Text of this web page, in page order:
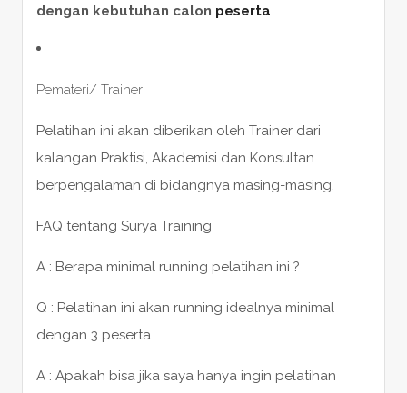
dengan kebutuhan calon peserta
Pemateri/ Trainer
Pelatihan ini akan diberikan oleh Trainer dari
kalangan Praktisi, Akademisi dan Konsultan
berpengalaman di bidangnya masing-masing.
FAQ tentang Surya Training
A : Berapa minimal running pelatihan ini ?
Q : Pelatihan ini akan running idealnya minimal
dengan 3 peserta
A : Apakah bisa jika saya hanya ingin pelatihan